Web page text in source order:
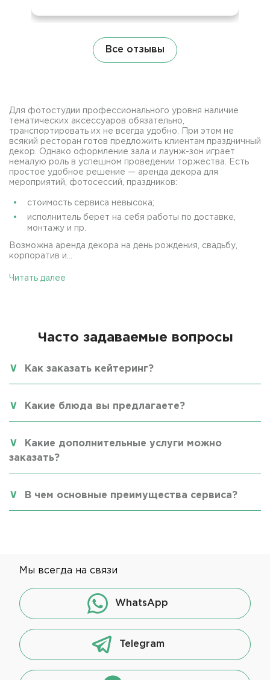
Все отзывы
Для фотостудии профессионального уровня наличие
тематических аксессуаров обязательно,
транспортировать их не всегда удобно. При этом не
всякий ресторан готов предложить клиентам праздничный
декор. Однако оформление зала и лаунж-зон играет
немалую роль в успешном проведении торжества. Есть
простое удобное решение — аренда декора для
мероприятий, фотосессий, праздников:
стоимость сервиса невысока;
исполнитель берет на себя работы по доставке,
монтажу и пр.
Возможна аренда декора на день рождения, свадьбу,
корпоратив и...
Читать далее
Часто задаваемые вопросы
Как заказать кейтеринг?
Какие блюда вы предлагаете?
Какие дополнительные услуги можно
заказать?
В чем основные преимущества сервиса?
Мы всегда на связи
WhatsApp
Telegram